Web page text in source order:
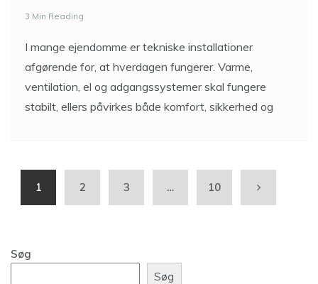
3 Min Reading
I mange ejendomme er tekniske installationer
afgørende for, at hverdagen fungerer. Varme,
ventilation, el og adgangssystemer skal fungere
stabilt, ellers påvirkes både komfort, sikkerhed og
1 2 3 … 10
Søg
Søg